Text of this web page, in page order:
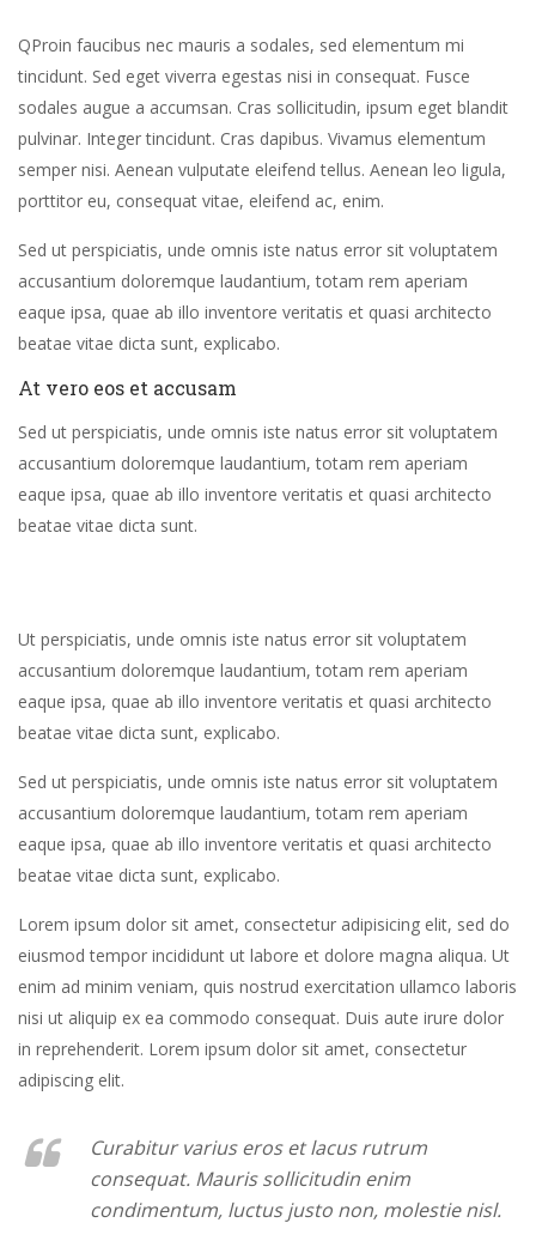
QProin faucibus nec mauris a sodales, sed elementum mi
tincidunt. Sed eget viverra egestas nisi in consequat. Fusce
sodales augue a accumsan. Cras sollicitudin, ipsum eget blandit
pulvinar. Integer tincidunt. Cras dapibus. Vivamus elementum
semper nisi. Aenean vulputate eleifend tellus. Aenean leo ligula,
porttitor eu, consequat vitae, eleifend ac, enim.
Sed ut perspiciatis, unde omnis iste natus error sit voluptatem
accusantium doloremque laudantium, totam rem aperiam
eaque ipsa, quae ab illo inventore veritatis et quasi architecto
beatae vitae dicta sunt, explicabo.
At vero eos et accusam
Sed ut perspiciatis, unde omnis iste natus error sit voluptatem
accusantium doloremque laudantium, totam rem aperiam
eaque ipsa, quae ab illo inventore veritatis et quasi architecto
beatae vitae dicta sunt.
Ut perspiciatis, unde omnis iste natus error sit voluptatem
accusantium doloremque laudantium, totam rem aperiam
eaque ipsa, quae ab illo inventore veritatis et quasi architecto
beatae vitae dicta sunt, explicabo.
Sed ut perspiciatis, unde omnis iste natus error sit voluptatem
accusantium doloremque laudantium, totam rem aperiam
eaque ipsa, quae ab illo inventore veritatis et quasi architecto
beatae vitae dicta sunt, explicabo.
Lorem ipsum dolor sit amet, consectetur adipisicing elit, sed do
eiusmod tempor incididunt ut labore et dolore magna aliqua. Ut
enim ad minim veniam, quis nostrud exercitation ullamco laboris
nisi ut aliquip ex ea commodo consequat. Duis aute irure dolor
in reprehenderit. Lorem ipsum dolor sit amet, consectetur
adipiscing elit.
Curabitur varius eros et lacus rutrum
consequat. Mauris sollicitudin enim
condimentum, luctus justo non, molestie nisl.